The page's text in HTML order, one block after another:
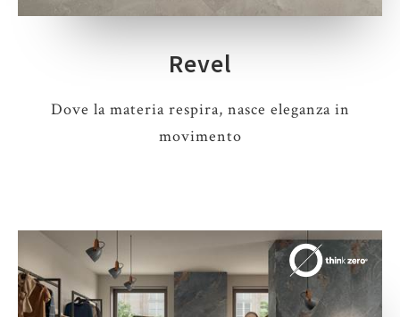
Revel
Dove la materia respira, nasce eleganza in
movimento